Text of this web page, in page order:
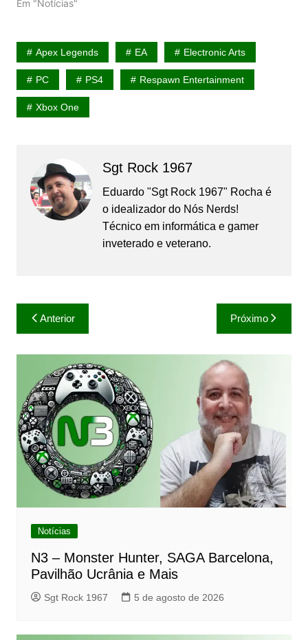
Em "Notícias"
Apex Legends EA Electronic Arts
PC PS4 Respawn Entertainment
Xbox One
Sgt Rock 1967
Eduardo "Sgt Rock 1967" Rocha é
o idealizador do Nós Nerds!
Técnico em informática e gamer
inveterado e veterano.
Navegação
de
Post
Anterior Próximo
Notícias
N3 – Monster Hunter, SAGA Barcelona,
Pavilhão Ucrânia e Mais
Sgt Rock 1967 5 de agosto de 2026